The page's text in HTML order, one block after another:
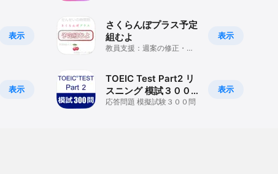
表示
表示
表示
さくらんぼプラス予定
組むよ
教員支援：週案の修正・印
表示
TOEIC Test Part2 リ
スニング 模試３００
問
応答問題 模擬試験３００問